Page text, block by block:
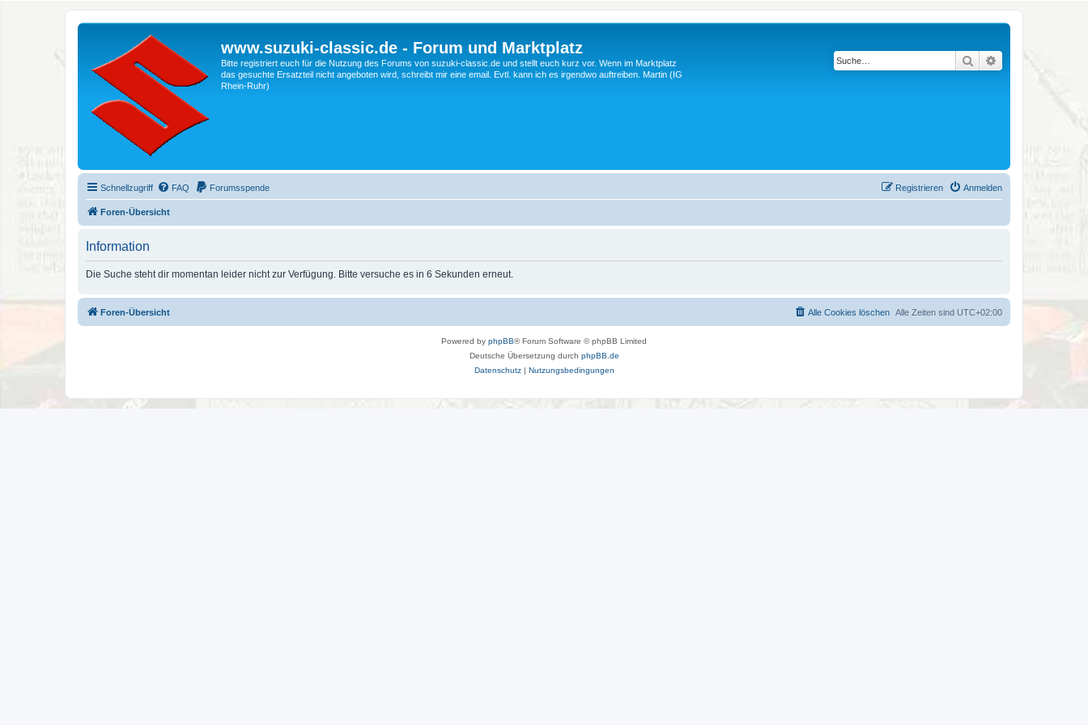
www.suzuki-classic.de - Forum und Marktplatz
Bitte registriert euch für die Nutzung des Forums von suzuki-classic.de und stellt euch kurz vor. Wenn im Marktplatz
das gesuchte Ersatzteil nicht angeboten wird, schreibt mir eine email. Evtl. kann ich es irgendwo auftreiben. Martin (IG
Rhein-Ruhr)
Suche Erweiterte Suche
Schnellzugriff FAQ Forumsspende Anmelden
Registrieren
Foren-Übersicht
Information
Die Suche steht dir momentan leider nicht zur Verfügung. Bitte versuche es in 6 Sekunden erneut.
Foren-Übersicht Alle Zeiten sind UTC+02:00
Alle Cookies löschen
Powered by phpBB® Forum Software © phpBB Limited
Deutsche Übersetzung durch phpBB.de
Datenschutz| Nutzungsbedingungen